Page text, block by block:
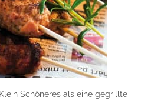
Schöneres als eine gegrillte